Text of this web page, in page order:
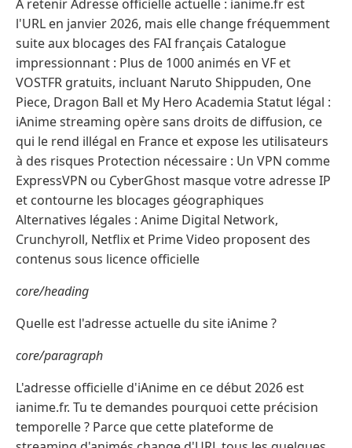
À retenir Adresse officielle actuelle : ianime.fr est
l'URL en janvier 2026, mais elle change fréquemment
suite aux blocages des FAI français Catalogue
impressionnant : Plus de 1000 animés en VF et
VOSTFR gratuits, incluant Naruto Shippuden, One
Piece, Dragon Ball et My Hero Academia Statut légal :
iAnime streaming opère sans droits de diffusion, ce
qui le rend illégal en France et expose les utilisateurs
à des risques Protection nécessaire : Un VPN comme
ExpressVPN ou CyberGhost masque votre adresse IP
et contourne les blocages géographiques
Alternatives légales : Anime Digital Network,
Crunchyroll, Netflix et Prime Video proposent des
contenus sous licence officielle
core/heading
Quelle est l'adresse actuelle du site iAnime ?
core/paragraph
L'adresse officielle d'iAnime en ce début 2026 est
ianime.fr. Tu te demandes pourquoi cette précision
temporelle ? Parce que cette plateforme de